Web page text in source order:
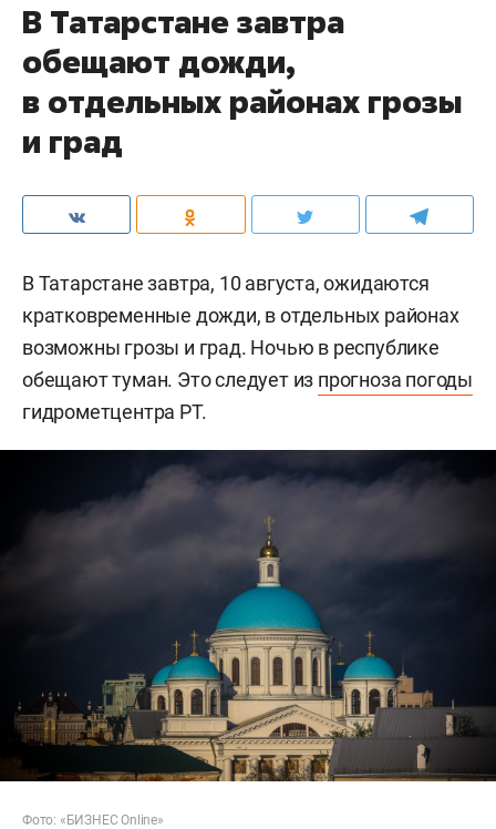
В Татарстане завтра
обещают дожди,
в отдельных районах грозы
и град
В Татарстане завтра, 10 августа, ожидаются
кратковременные дожди, в отдельных районах
возможны грозы и град. Ночью в республике
обещают туман. Это следует из прогноза погоды
гидрометцентра РТ.
Фото: «БИЗНЕС Online»